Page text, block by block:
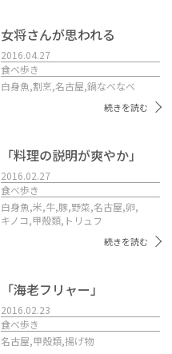
女将さんが思われる
2016.04.27
食べ歩き
白身魚,割烹,名古屋,鍋なべなべ
続きを読む
「料理の説明が爽やか」
2016.02.27
食べ歩き
白身魚,米,牛,豚,野菜,名古屋,卵,
キノコ,甲殻類, トリュフ
続きを読む
「海老フリャー」
2016.02.23
食べ歩き
名古屋,甲殻類,揚げ物